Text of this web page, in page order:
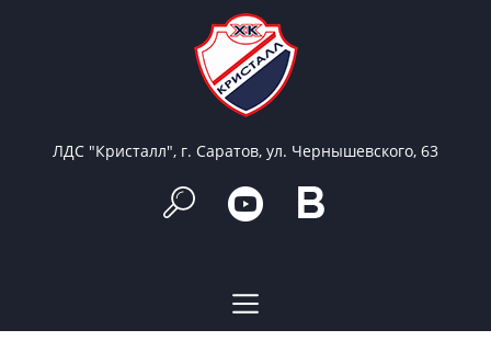
ЛДС "Кристалл", г. Саратов, ул. Чернышевского, 63